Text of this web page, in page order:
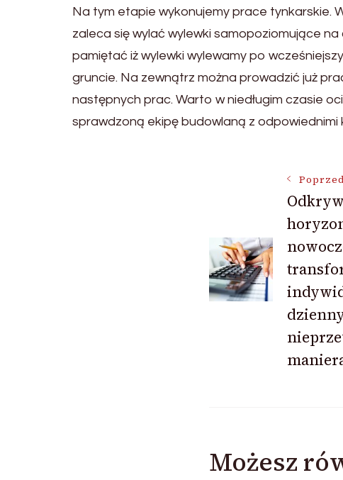
Na tym etapie wykonujemy prace tynkarskie.
zaleca się wylać wylewki samopoziomujące
pamiętać iż wylewki wylewamy po
gruncie. Na zewnątrz można prowadzić już
następnych prac. Warto w niedługim czasie
sprawdzoną ekipę budowlaną z odpowiednimi
wpisu
Możesz